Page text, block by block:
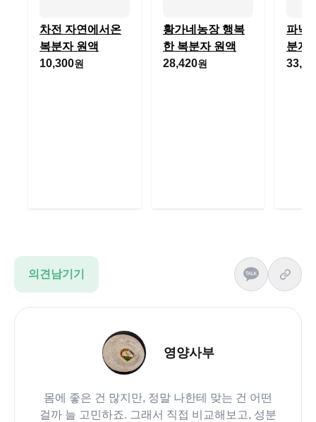
차전 자연에서온
복분자 원액
10,300원
황가네농장 행복
한 복분자 원액
28,420원
파낙
분자
의견남기기
영양사부
몸에 좋은 건 많지만, 정말 나한테 맞는 건 어떤
걸까 늘 고민하죠. 그래서 직접 비교해보고, 성분